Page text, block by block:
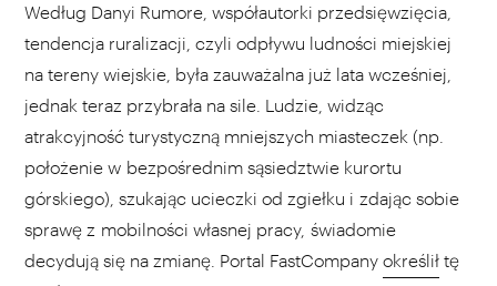
Według Danyi Rumore, współautorki przedsięwzięcia,
tendencja ruralizacji, czyli odpływu ludności miejskiej
na tereny wiejskie, była zauważalna już lata wcześniej,
jednak teraz przybrała na sile. Ludzie, widząc
atrakcyjność turystyczną mniejszych miasteczek (np.
położenie w bezpośrednim sąsiedztwie kurortu
górskiego), szukając ucieczki od zgiełku i zdając sobie
sprawę z mobilności własnej pracy, świadomie
decydują się na zmianę. Portal FastCompany określił tę